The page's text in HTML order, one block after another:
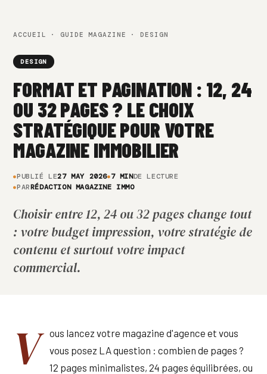
ACCUEIL · GUIDE MAGAZINE · DESIGN
DESIGN
FORMAT ET PAGINATION : 12, 24
OU 32 PAGES ? LE CHOIX
STRATÉGIQUE POUR VOTRE
MAGAZINE IMMOBILIER
PUBLIÉ LE27 MAY 2026 7 MINDE LECTURE
PARRÉDACTION MAGAZINE IMMO
Choisir entre 12, 24 ou 32 pages change tout
: votre budget impression, votre stratégie de
contenu et surtout votre impact
commercial.
V
ous lancez votre magazine d'agence et vous
vous posez LA question : combien de pages ?
12 pages minimalistes, 24 pages équilibrées, ou